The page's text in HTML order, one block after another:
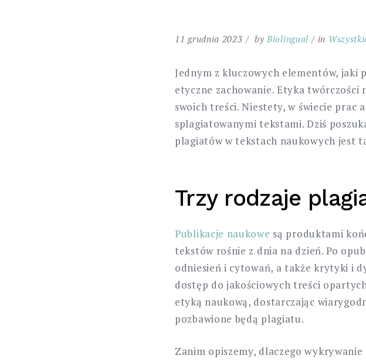
11 grudnia 2023 byBiolingual in
Jednym z kluczowych elementów, jaki
etyczne zachowanie. Etyka
swoich treści. Niestety, w świecie prac
splagiatowanymi tekstami. Dziś
plagiatów w tekstach naukowych jest
Trzy rodzaje
Publikacje naukowe są produktami
tekstów rośnie z dnia na dzień. Po
odniesień i cytowań, a także krytyki i
dostęp do jakościowych treści
etyką naukową, dostarczając
pozbawione będą plagiatu.
Zanim opiszemy, dlaczego